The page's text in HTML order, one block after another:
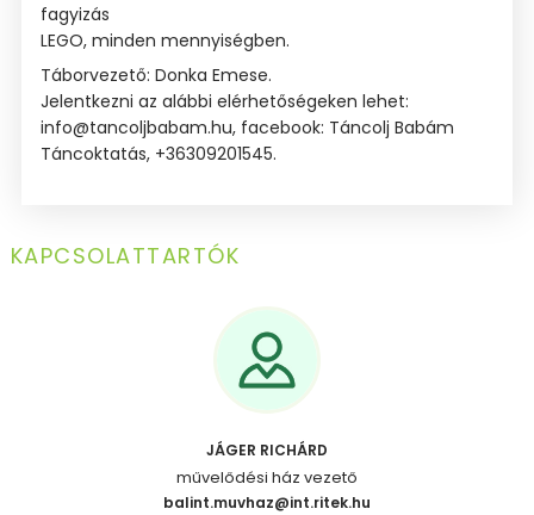
fagyizás
LEGO, minden mennyiségben.
Táborvezető: Donka Emese.
Jelentkezni az alábbi elérhetőségeken lehet:
info@tancoljbabam.hu, facebook: Táncolj Babám
Táncoktatás, +36309201545.
KAPCSOLATTARTÓK
JÁGER RICHÁRD
művelődési ház vezető
balint.muvhaz@int.ritek.hu